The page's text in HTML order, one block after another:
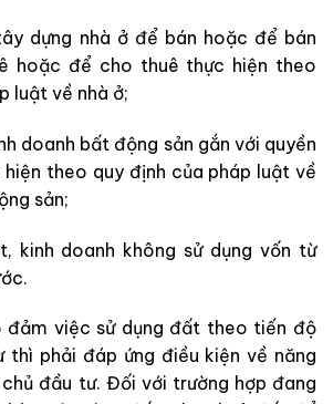
dựng nhà ở để bán hoặc để bán
hoặc để cho thuê thực hiện theo
luật về nhà ở;
doanh bất động sản gắn với quyền
theo quy định của pháp luật về
sản;
kinh doanh không sử dụng vốn từ
đảm việc sử dụng đất theo tiến độ
thì phải đáp ứng điều kiện về năng
đầu tư. Đối với trường hợp đang